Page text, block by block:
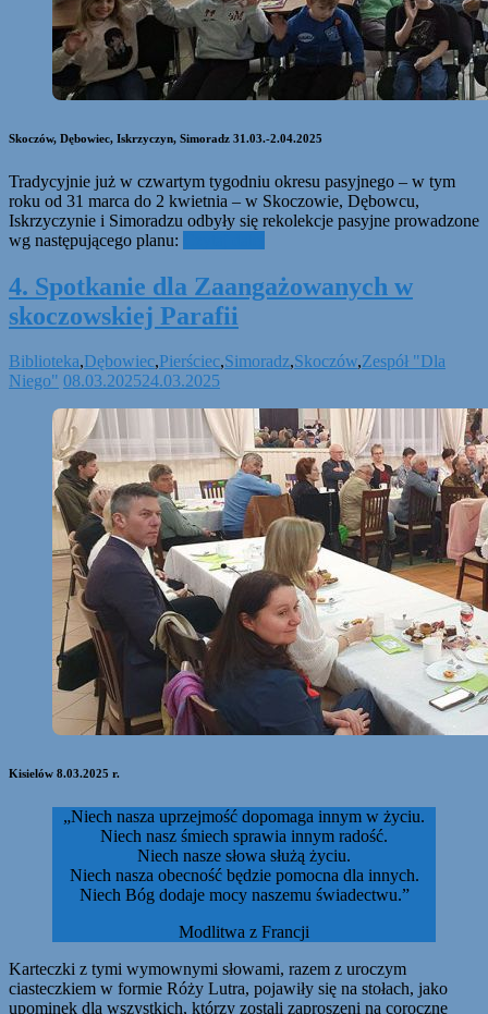
Skoczów, Dębowiec, Iskrzyczyn, Simoradz 31.03.-2.04.2025
Tradycyjnie już w czwartym tygodniu okresu pasyjnego – w tym
roku od 31 marca do 2 kwietnia – w Skoczowie, Dębowcu,
Iskrzyczynie i Simoradzu odbyły się rekolekcje pasyjne prowadzone
wg następującego planu:
4. Spotkanie dla Zaangażowanych w
skoczowskiej Parafii
Biblioteka,Dębowiec,Pierściec,Simoradz,Skoczów,Zespół "Dla
Niego" 08.03.202524.03.2025
Kisielów 8.03.2025 r.
„Niech nasza uprzejmość dopomaga innym w życiu.
Niech nasz śmiech sprawia innym radość.
Niech nasze słowa służą życiu.
Niech nasza obecność będzie pomocna dla innych.
Niech Bóg dodaje mocy naszemu świadectwu.”
Modlitwa z Francji
Karteczki z tymi wymownymi słowami, razem z uroczym
ciasteczkiem w formie Róży Lutra, pojawiły się na stołach, jako
upominek dla wszystkich, którzy zostali zaproszeni na coroczne